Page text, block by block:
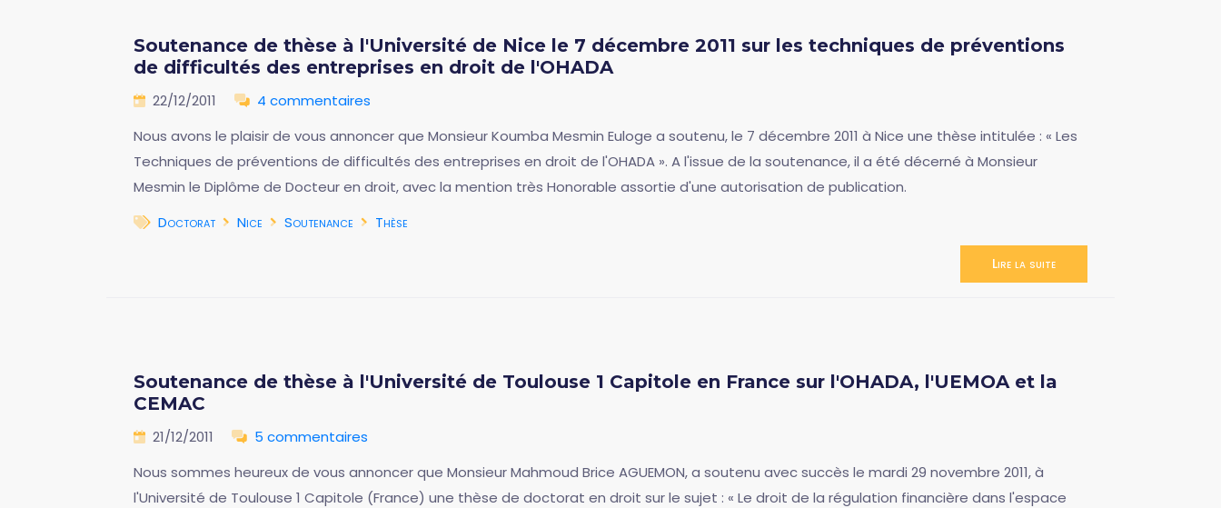
Soutenance de thèse à l'Université de Nice le 7 décembre 2011 sur les techniques de préventions
de difficultés des entreprises en droit de l'OHADA
22/12/2011
4 commentaires
Nous avons le plaisir de vous annoncer que Monsieur Koumba Mesmin Euloge a soutenu, le 7 décembre 2011 à Nice une thèse intitulée : « Les
Techniques de préventions de difficultés des entreprises en droit de l'OHADA ». A l'issue de la soutenance, il a été décerné à Monsieur
Mesmin le Diplôme de Docteur en droit, avec la mention très Honorable assortie d'une autorisation de publication.
Doctorat
Nice Soutenance Thèse
Lire la suite
Soutenance de thèse à l'Université de Toulouse 1 Capitole en France sur l'OHADA, l'UEMOA et la
CEMAC
21/12/2011
5 commentaires
Nous sommes heureux de vous annoncer que Monsieur Mahmoud Brice AGUEMON, a soutenu avec succès le mardi 29 novembre 2011, à
l'Université de Toulouse 1 Capitole (France) une thèse de doctorat en droit sur le sujet : « Le droit de la régulation financière dans l'espace